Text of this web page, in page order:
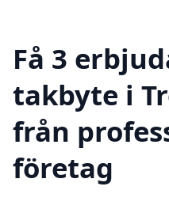
Få 3
takbyte i
från
företag